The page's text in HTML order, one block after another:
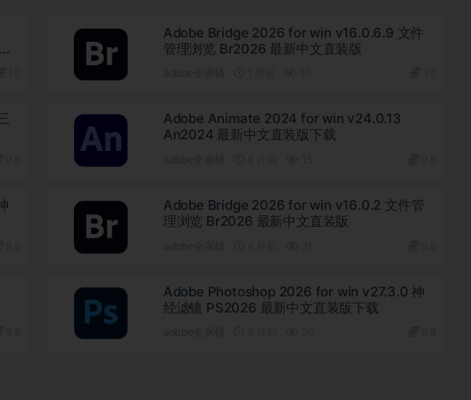
Adobe Bridge 2026 for win v16.0.6.9 文件
管理浏览 Br2026 最新中文直装版
Adobe Animate 2024 for win v24.0.13
An2024 最新中文直装版下载
Adobe Bridge 2026 for win v16.0.2 文件管
理浏览 Br2026 最新中文直装版
Adobe Photoshop 2026 for win v27.3.0 神
经滤镜 PS2026 最新中文直装版下载